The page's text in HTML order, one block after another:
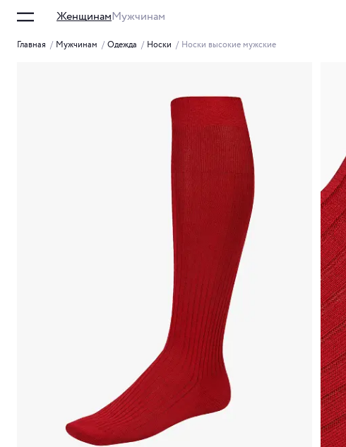
ЖенщинамМужчинам
Главная / Мужчинам / Одежда / Носки / Носки высокие мужские